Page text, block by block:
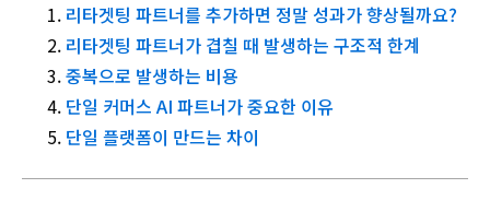
리타겟팅 파트너를 추가하면 정말 성과가 향상될까요?
리타겟팅 파트너가 겹칠 때 발생하는 구조적 한계
중복으로 발생하는 비용
단일 커머스 AI 파트너가 중요한 이유
단일 플랫폼이 만드는 차이